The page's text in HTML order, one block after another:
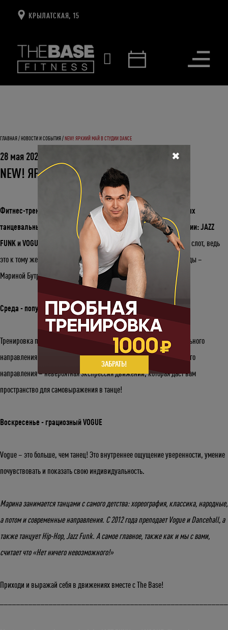
КРЫЛАТСКАЯ, 15
Открыть
ГЛАВНАЯ НОВОСТИ И СОБЫТИЯ NEW! ЯРКИИЙ МАЙ В СТУДИИ DANCE
28 мая 2021
NEW! ЯРКИИЙ МАЙ В СТУДИИ DANCE
Фитнес-тренировки, которые построены на основе популярных
танцевальных направлений уже ждут тебя в нашем расписании: JAZZ
FUNK и VOGUE.
Заходи в приложение или на сайт и бронируй свой слот, ведь
это к тому же и шанс познакомиться с новым членом нашей команды –
Мариной Бутримовой.
Среда - популярный JAZZ FUNK
Тренировка построена на основе молодого и популярного танцевального
направления, захватившего шоу-бизнес. Одна из особенностей этого
направления – невероятная экспрессия движений, которая даст вам
пространство для самовыражения в танце!
Воскресенье - грациозный VOGUE
Vogue – это больше, чем танец! Это внутреннее ощущение уверенности, умение
почувствовать и показать свою индивидуальность.
Марина занимается танцами с самого детства: хореография, классика, народные,
а потом и современные направления. С 2012 года преподает Vogue и Dancehall, а
также танцует Hip-Hop, Jazz Funk. А самое главное, также как и мы с вами,
считает что «Нет ничего невозможного!»
Приходи и выражай себя в движениях вместе с The Base!
✖
ЗАБРАТЬ!